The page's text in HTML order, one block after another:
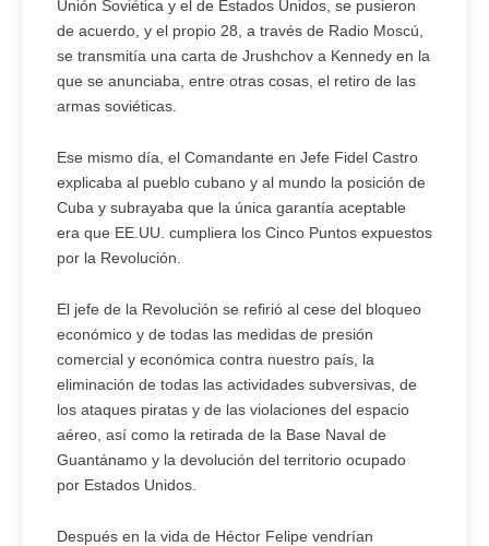
Unión Soviética y el de Estados Unidos, se pusieron
de acuerdo, y el propio 28, a través de Radio Moscú,
se transmitía una carta de Jrushchov a Kennedy en la
que se anunciaba, entre otras cosas, el retiro de las
armas soviéticas.
Ese mismo día, el Comandante en Jefe Fidel Castro
explicaba al pueblo cubano y al mundo la posición de
Cuba y subrayaba que la única garantía aceptable
era que EE.UU. cumpliera los Cinco Puntos expuestos
por la Revolución.
El jefe de la Revolución se refirió al cese del bloqueo
económico y de todas las medidas de presión
comercial y económica contra nuestro país, la
eliminación de todas las actividades subversivas, de
los ataques piratas y de las violaciones del espacio
aéreo, así como la retirada de la Base Naval de
Guantánamo y la devolución del territorio ocupado
por Estados Unidos.
Después en la vida de Héctor Felipe vendrían